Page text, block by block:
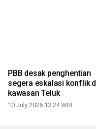
PBB desak penghentian
segera eskalasi konflik
kawasan Teluk
10 July 2026 13:24 WIB